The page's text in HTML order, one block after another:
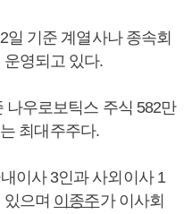
일 기준 계열사나 종속회
영되고 있다.
나우로보틱스 주식 582만
최대주주다.
이사 3인과 사외이사 1
으며 이종주가 이사회